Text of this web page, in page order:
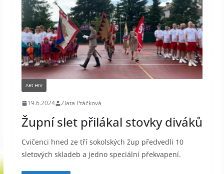
ARCHIV
19.6.2024 Zlata Ptáčková
Župní slet přilákal stovky diváků
Cvičenci hned ze tří sokolských žup předvedli 10
sletových skladeb a jedno speciální překvapení.